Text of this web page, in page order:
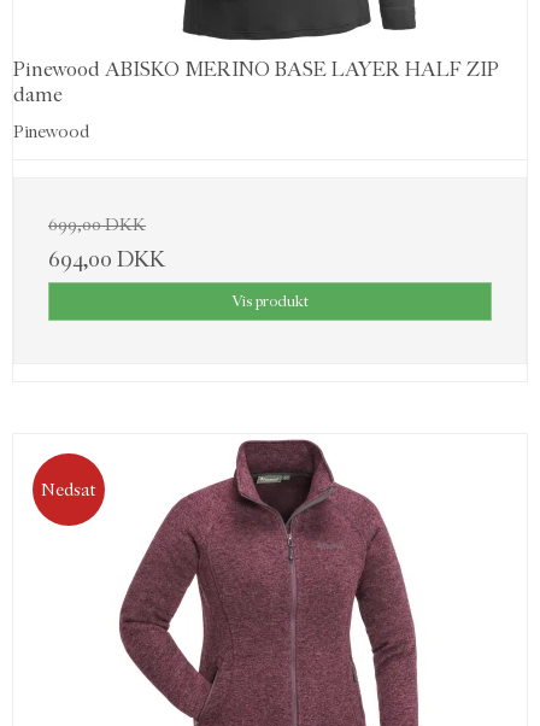
Pinewood ABISKO MERINO BASE LAYER HALF ZIP
dame
Pinewood
699,00 DKK
694,00 DKK
Vis produkt
Nedsat